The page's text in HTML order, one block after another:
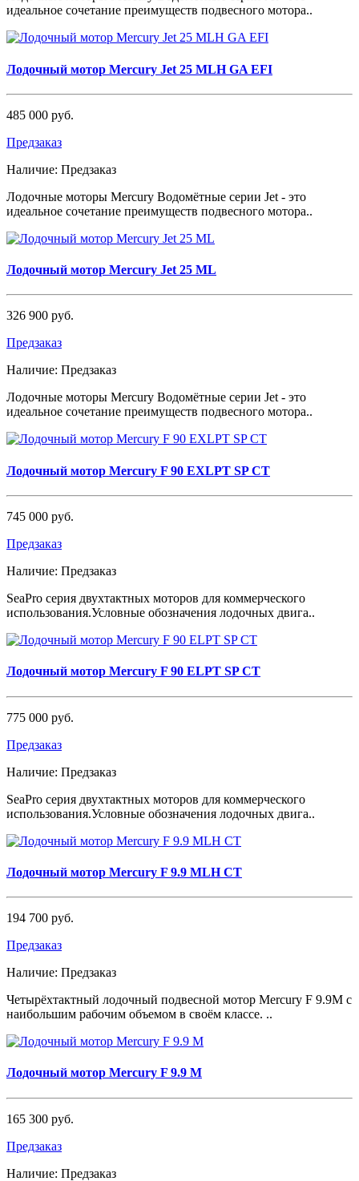
идеальное сочетание преимуществ подвесного мотора..
Лодочный мотор Mercury Jet 25 MLH GA EFI
485 000 руб.
Предзаказ
Наличие: Предзаказ
Лодочные моторы Mercury Водомётные серии Jet - это
идеальное сочетание преимуществ подвесного мотора..
Лодочный мотор Mercury Jet 25 ML
326 900 руб.
Предзаказ
Наличие: Предзаказ
Лодочные моторы Mercury Водомётные серии Jet - это
идеальное сочетание преимуществ подвесного мотора..
Лодочный мотор Mercury F 90 EXLPT SP CT
745 000 руб.
Предзаказ
Наличие: Предзаказ
SeaPro серия двухтактных моторов для коммерческого
использования.Условные обозначения лодочных двига..
Лодочный мотор Mercury F 90 ELPT SP CT
775 000 руб.
Предзаказ
Наличие: Предзаказ
SeaPro серия двухтактных моторов для коммерческого
использования.Условные обозначения лодочных двига..
Лодочный мотор Mercury F 9.9 MLH CT
194 700 руб.
Предзаказ
Наличие: Предзаказ
Четырёхтактный лодочный подвесной мотор Mercury F 9.9М с
наибольшим рабочим объемом в своём классе. ..
Лодочный мотор Mercury F 9.9 M
165 300 руб.
Предзаказ
Наличие: Предзаказ